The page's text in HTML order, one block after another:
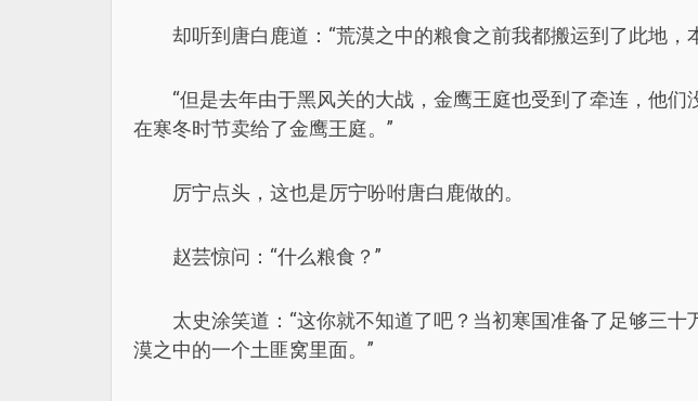
却听到唐白鹿道：“荒漠之中的粮食之前我都搬运到了此地
“但是去年由于黑风关的大战，金鹰王庭也受到了牵连，他
在寒冬时节卖给了金鹰王庭。”
厉宁点头，这也是厉宁吩咐唐白鹿做的。
赵芸惊问：“什么粮食？”
太史涂笑道：“这你就不知道了吧？当初寒国准备了足够三
漠之中的一个土匪窝里面。”